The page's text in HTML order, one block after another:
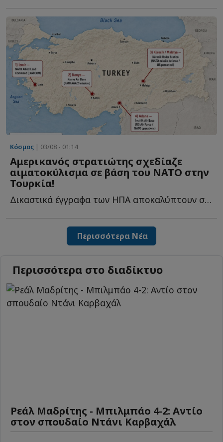
Κόσμος | 03/08 - 01:14
Αμερικανός στρατιώτης σχεδίαζε
αιματοκύλισμα σε βάση του ΝΑΤΟ στην
Τουρκία!
Δικαστικά έγγραφα των ΗΠΑ αποκαλύπτουν σχέδιο επίθεσης ε...
Περισσότερα Νέα
Περισσότερα στο διαδίκτυο
Ρεάλ Μαδρίτης - Μπιλμπάο 4-2: Αντίο
στον σπουδαίο Ντάνι Καρβαχάλ